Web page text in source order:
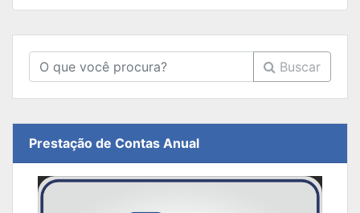
Buscar
Prestação de Contas Anual